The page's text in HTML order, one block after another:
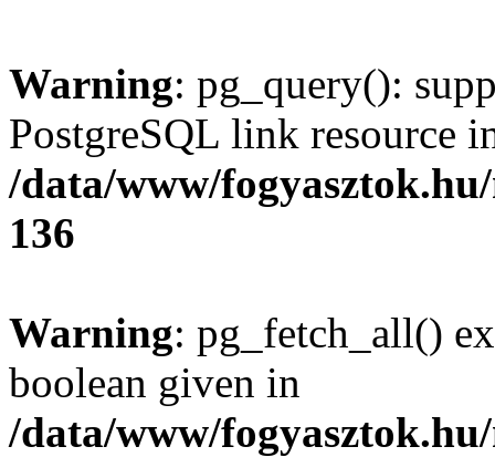
Warning: pg_query():
PostgreSQL link resource
/data/www/
136
Warning: pg_fetch_all()
boolean given in
/data/www/